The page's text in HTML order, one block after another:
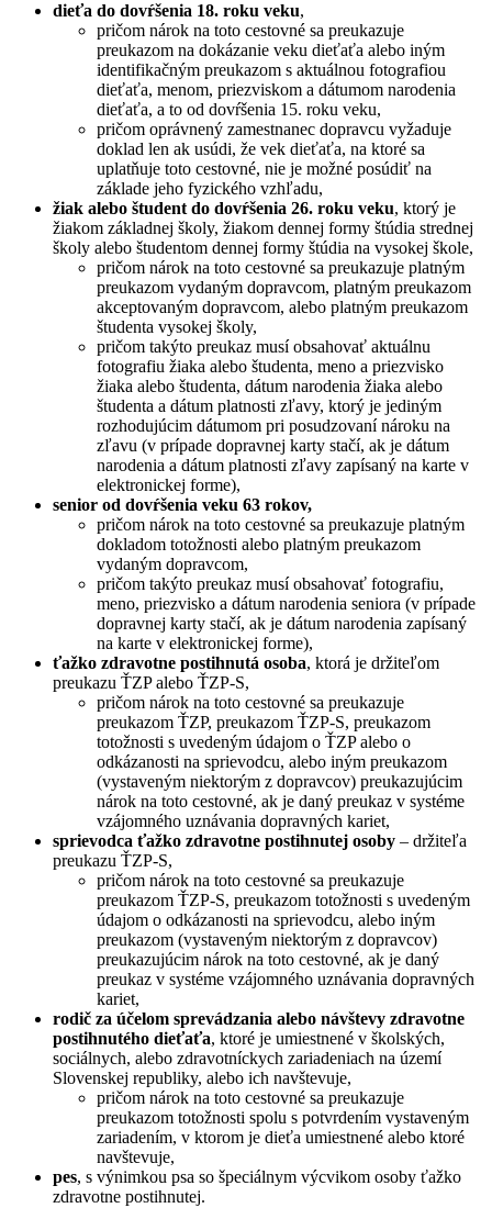
dieťa do dovŕšenia 18. roku veku,
pričom nárok na toto cestovné sa preukazuje
preukazom na dokázanie veku dieťaťa alebo iným
identifikačným preukazom s aktuálnou fotografiou
dieťaťa, menom, priezviskom a dátumom narodenia
dieťaťa, a to od dovŕšenia 15. roku veku,
pričom oprávnený zamestnanec dopravcu vyžaduje
doklad len ak usúdi, že vek dieťaťa, na ktoré sa
uplatňuje toto cestovné, nie je možné posúdiť na
základe jeho fyzického vzhľadu,
žiak alebo študent do dovŕšenia 26. roku veku, ktorý je
žiakom základnej školy, žiakom dennej formy štúdia strednej
školy alebo študentom dennej formy štúdia na vysokej škole,
pričom nárok na toto cestovné sa preukazuje platným
preukazom vydaným dopravcom, platným preukazom
akceptovaným dopravcom, alebo platným preukazom
študenta vysokej školy,
pričom takýto preukaz musí obsahovať aktuálnu
fotografiu žiaka alebo študenta, meno a priezvisko
žiaka alebo študenta, dátum narodenia žiaka alebo
študenta a dátum platnosti zľavy, ktorý je jediným
rozhodujúcim dátumom pri posudzovaní nároku na
zľavu (v prípade dopravnej karty stačí, ak je dátum
narodenia a dátum platnosti zľavy zapísaný na karte v
elektronickej forme),
senior od dovŕšenia veku 63 rokov,
pričom nárok na toto cestovné sa preukazuje platným
dokladom totožnosti alebo platným preukazom
vydaným dopravcom,
pričom takýto preukaz musí obsahovať fotografiu,
meno, priezvisko a dátum narodenia seniora (v prípade
dopravnej karty stačí, ak je dátum narodenia zapísaný
na karte v elektronickej forme),
ťažko zdravotne postihnutá osoba, ktorá je držiteľom
preukazu ŤZP alebo ŤZP-S,
pričom nárok na toto cestovné sa preukazuje
preukazom ŤZP, preukazom ŤZP-S, preukazom
totožnosti s uvedeným údajom o ŤZP alebo o
odkázanosti na sprievodcu, alebo iným preukazom
(vystaveným niektorým z dopravcov) preukazujúcim
nárok na toto cestovné, ak je daný preukaz v systéme
vzájomného uznávania dopravných kariet,
sprievodca ťažko zdravotne postihnutej osoby – držiteľa
preukazu ŤZP-S,
pričom nárok na toto cestovné sa preukazuje
preukazom ŤZP-S, preukazom totožnosti s uvedeným
údajom o odkázanosti na sprievodcu, alebo iným
preukazom (vystaveným niektorým z dopravcov)
preukazujúcim nárok na toto cestovné, ak je daný
preukaz v systéme vzájomného uznávania dopravných
kariet,
rodič za účelom sprevádzania alebo návštevy zdravotne
postihnutého dieťaťa, ktoré je umiestnené v školských,
sociálnych, alebo zdravotníckych zariadeniach na území
Slovenskej republiky, alebo ich navštevuje,
pričom nárok na toto cestovné sa preukazuje
preukazom totožnosti spolu s potvrdením vystaveným
zariadením, v ktorom je dieťa umiestnené alebo ktoré
navštevuje,
pes, s výnimkou psa so špeciálnym výcvikom osoby ťažko
zdravotne postihnutej.